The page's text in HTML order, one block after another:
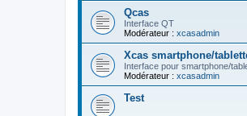
Qcas
Interface QT
Modérateur : xcasadmin
Xcas smartphone/
Interface pour smartphone/
Modérateur : xcasadmin
Test